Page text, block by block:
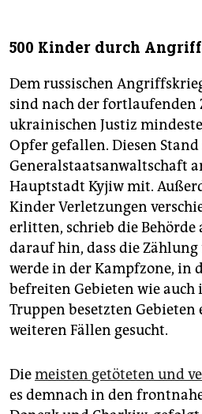
500 Kinder durch
Dem russischen
sind nach der fortlaufenden
ukrainischen Justiz
Opfer gefallen. Diesen
Generalstaatsanwaltschaft
Hauptstadt Kyjiw mit.
Kinder Verletzungen
erlitten, schrieb die Behörde
darauf hin, dass die Zählung
werde in der Kampfzone, in
befreiten Gebieten wie auch
Truppen besetzten
weiteren Fällen gesucht.
Diemeisten getöteten und
es demnach in den